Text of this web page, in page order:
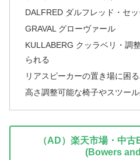
DALFRED ダルフレッド・セ
GRAVAL グローヴァール
KULLABERG クッラベリ・調
られる
リアスピーカーの置き場に困
高さ調整可能な椅子やスツー
（AD）楽天市場・中
(Bowers